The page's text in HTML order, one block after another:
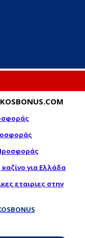
για Ελλάδα
εταιριες στην